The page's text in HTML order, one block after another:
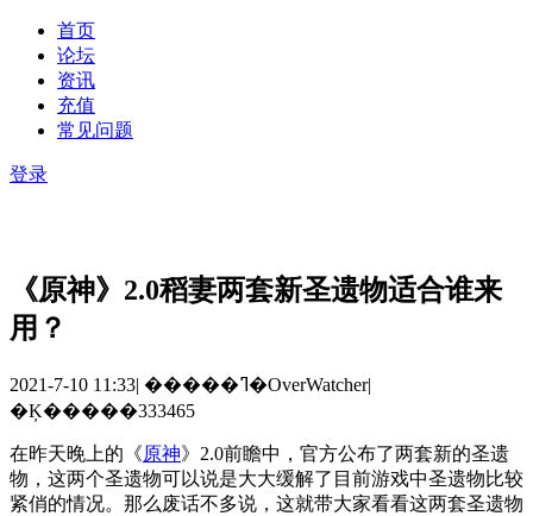
首页
论坛
资讯
充值
常见问题
登录
《原神》2.0稻妻两套新圣遗物适合谁来
用？
2021-7-10 11:33| �����ߣ�OverWatcher|
�Ķ�����333465
在昨天晚上的《原神》 2.0前瞻中，官方公布了两套新的圣遗
物，这两个圣遗物可以说是大大缓解了目前游戏中圣遗物比较
紧俏的情况。那么废话不多说，这就带大家看看这两套圣遗物